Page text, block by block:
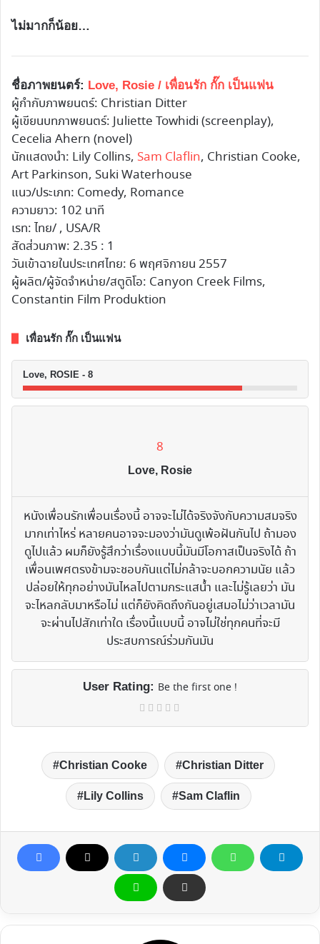
ไม่มากก็น้อย…
ชื่อภาพยนตร์: Love, Rosie / เพื่อนรัก กั๊ก เป็นแฟน
ผู้กำกับภาพยนตร์: Christian Ditter
ผู้เขียนบทภาพยนตร์: Juliette Towhidi (screenplay),
Cecelia Ahern (novel)
นักแสดงนำ: Lily Collins, Sam Claflin, Christian Cooke,
Art Parkinson, Suki Waterhouse
แนว/ประเภท: Comedy, Romance
ความยาว: 102 นาที
เรท: ไทย/ , USA/R
สัดส่วนภาพ: 2.35 : 1
วันเข้าฉายในประเทศไทย: 6 พฤศจิกายน 2557
ผู้ผลิต/ผู้จัดจำหน่าย/สตูดิโอ: Canyon Creek Films,
Constantin Film Produktion
เพื่อนรัก กั๊ก เป็นแฟน
Love, ROSIE - 8
8
Love, Rosie
หนังเพื่อนรักเพื่อนเรื่องนี้ อาจจะไม่ได้จริงจังกับความสมจริง
มากเท่าไหร่ หลายคนอาจจะมองว่ามันดูเพ้อฝันกันไป ถ้ามอง
ดูไปแล้ว ผมก็ยังรู้สึกว่าเรื่องแบบนี้มันมีโอกาสเป็นจริงได้ ถ้า
เพื่อนเพศตรงข้ามจะชอบกันแต่ไม่กล้าจะบอกความนัย แล้ว
ปล่อยให้ทุกอย่างมันไหลไปตามกระแสน้ำ และไม่รู้เลยว่า มัน
จะไหลกลับมาหรือไม่ แต่ก็ยังคิดถึงกันอยู่เสมอไม่ว่าเวลามัน
จะผ่านไปสักเท่าใด เรื่องนี้แบบนี้ อาจไม่ใช่ทุกคนที่จะมี
ประสบการณ์ร่วมกันมัน
User Rating: Be the first one !
Christian Cooke Christian Ditter
Lily Collins Sam Claflin